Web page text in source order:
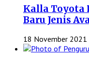
Kalla Toyota
Baru Jenis
18 November 2021